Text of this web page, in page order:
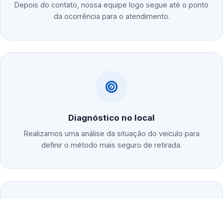
Depois do contato, nossa equipe logo segue até o ponto
da ocorrência para o atendimento.
Diagnóstico no local
Realizamos uma análise da situação do veículo para
definir o método mais seguro de retirada.